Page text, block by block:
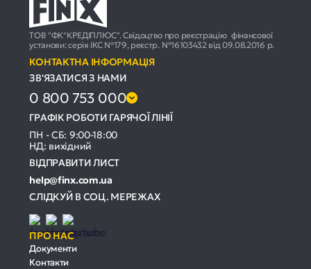
ТОВ "ФК"КРЕДІПЛЮС". Свідоцтво про реєстрацію фінансової
установи: серія ІКС №179, реєстр. №16103432 від 09.08.2016 р.
КОНТАКТНА ІНФОРМАЦІЯ
ЗВ'ЯЗАТИСЯ З НАМИ
0 800 753 000
ГРАФІК РОБОТИ ГАРЯЧОЇ ЛІНІЇ
ПН - СБ: 9:00-18:00
НД: вихідний
ВІДПРАВИТИ ЛИСТ
help@finx.com.ua
СЛІДКУЙ В СОЦ. МЕРЕЖАХ
ПРО НАС
Документи
Контакти